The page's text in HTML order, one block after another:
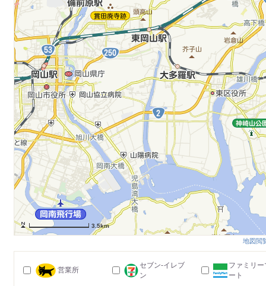
3.5km
地図閲
営業所
セブン-イレブ
ン
ファミリー
ート